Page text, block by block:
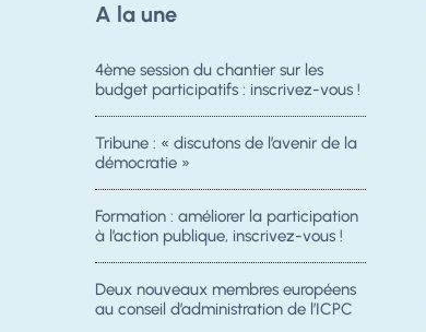
A la une
4ème session du chantier sur les
budget participatifs : inscrivez-vous !
Tribune : « discutons de l’avenir de la
démocratie »
Formation : améliorer la participation
à l’action publique, inscrivez-vous !
Deux nouveaux membres européens
au conseil d’administration de l’ICPC